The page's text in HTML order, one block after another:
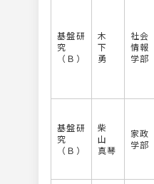
基盤研
究
（Ｂ）
木
下
勇
社会
情報
学部
基盤研
究
（Ｂ）
柴
山
真琴
家政
学部